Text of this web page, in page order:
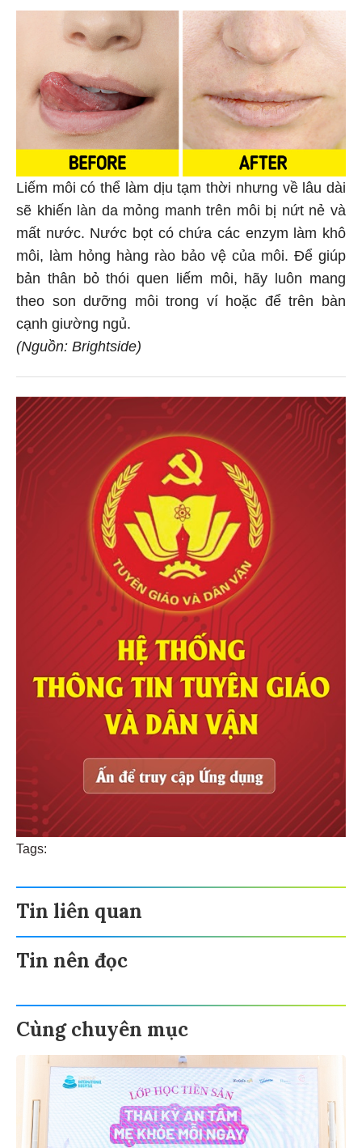
Liếm môi có thể làm dịu tạm thời nhưng về lâu dài
sẽ khiến làn da mỏng manh trên môi bị nứt nẻ và
mất nước. Nước bọt có chứa các enzym làm khô
môi, làm hỏng hàng rào bảo vệ của môi. Để giúp
bản thân bỏ thói quen liếm môi, hãy luôn mang
theo son dưỡng môi trong ví hoặc để trên bàn
cạnh giường ngủ.
(Nguồn: Brightside)
Tags:
Tin liên quan
Tin nên đọc
Cùng chuyên mục